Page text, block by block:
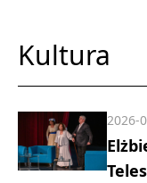
Kultura
2026-